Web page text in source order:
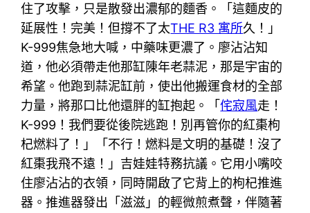
住了攻擊，只是散發出濃郁的麵香。「這麵皮的
延展性！完美！但撐不了太THE R3 寓所久！」
K-999焦急地大喊，中藥味更濃了。廖沾沾知
道，他必須帶走他那缸陳年老蒜泥，那是宇宙的
希望。他跑到蒜泥缸前，使出他搬運食材的全部
力量，將那口比他還胖的缸抱起。「侘寂風走！
K-999！我們要從後院逃跑！別再管你的紅棗枸
杞燃料了！」「不行！燃料是文明的基礎！沒了
紅棗我飛不遠！」吉娃娃特務抗議。它用小嘴咬
住廖沾沾的衣領，同時開啟了它背上的枸杞推進
器。推進器發出「滋滋」的輕微煎煮聲，伴隨著